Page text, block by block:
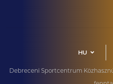
Debreceni Sportcentrum
HU